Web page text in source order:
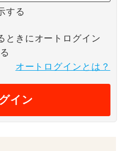
する
ときにオートログイン
オートログインとは？
イン